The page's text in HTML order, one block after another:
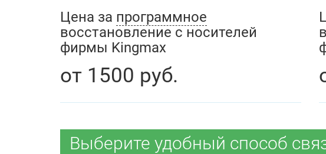
Цена за программное
восстановление с носителей
фирмы Kingmax
от 1500 руб.
Выберите удобный способ